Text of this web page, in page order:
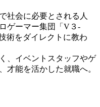
社会に必要とされる人
ゲーマー集団「V３-
術をダイレクトに教わ
、イベントスタッフやゲ
才能を活かした就職へ。